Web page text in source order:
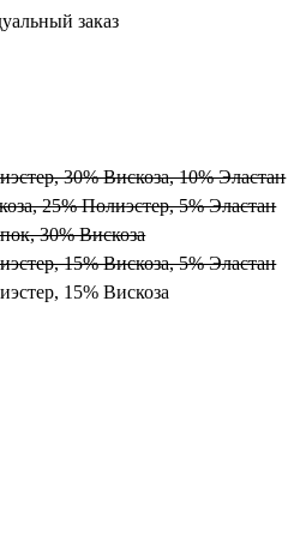
заказ
30% Вискоза, 10% Эластан
25% Полиэстер, 5% Эластан
30% Вискоза
15% Вискоза, 5% Эластан
15% Вискоза